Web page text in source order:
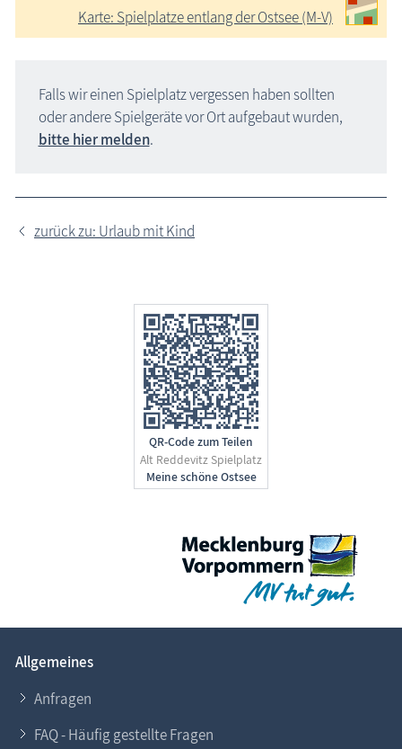
Karte: Spielplatze entlang der Ostsee (M-V)
Falls wir einen Spielplatz vergessen haben sollten
oder andere Spielgeräte vor Ort aufgebaut wurden,
bitte hier melden.
zurück zu: Urlaub mit Kind
QR-Code zum Teilen
Alt Reddevitz Spielplatz
Allgemeines
Anfragen
FAQ - Häufig gestellte Fragen